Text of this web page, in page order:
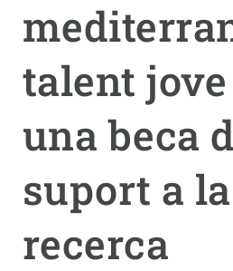
talent
una beca
suport a la
recerca